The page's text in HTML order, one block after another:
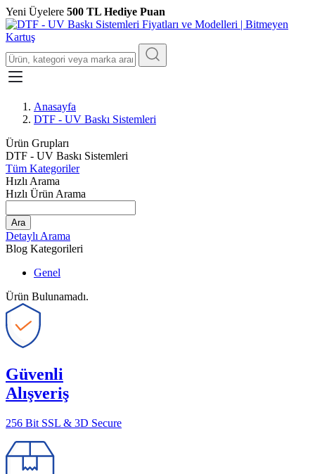
Yeni Üyelere 500 TL Hediye Puan
Anasayfa
DTF - UV Baskı Sistemleri
Ürün Grupları
DTF - UV Baskı Sistemleri
Tüm Kategoriler
Hızlı Arama
Hızlı Ürün Arama
Ara
Detaylı Arama
Blog Kategorileri
Genel
Ürün Bulunamadı.
Güvenli
Alışveriş
256 Bit SSL & 3D Secure